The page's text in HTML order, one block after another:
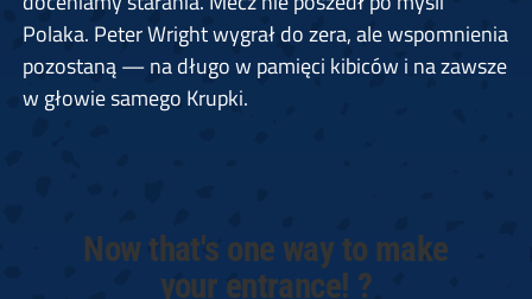
Polaka. Peter Wright wygrał do zera, ale wspomnienia
pozostaną — na długo w pamięci kibiców i na zawsze
w głowie samego Krupki.
Now that's one way to make
your entrance! ?